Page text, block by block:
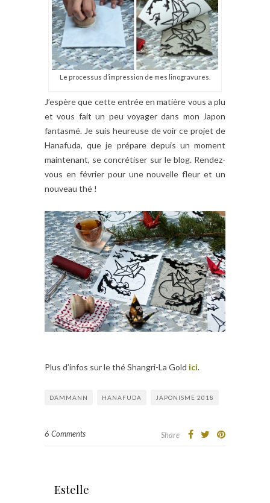
Le processus d’impression de mes linogravures.
J’espère que cette entrée en matière vous a plu
et vous fait un peu voyager dans mon Japon
fantasmé. Je suis heureuse de voir ce projet de
Hanafuda, que je prépare depuis un moment
maintenant, se concrétiser sur le blog. Rendez-
vous en février pour une nouvelle fleur et un
nouveau thé !
Plus d’infos sur le thé Shangri-La Gold ici.
DAMMANN HANAFUDA JAPONISME 2018
6 Comments Share
Estelle